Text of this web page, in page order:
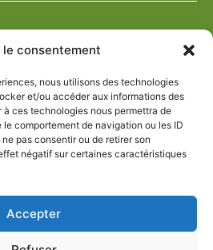
le consentement
nous utilisons des technologies
et/ou accéder aux informations des
ces technologies nous permettra de
comportement de navigation ou les ID
pas consentir ou de retirer son
négatif sur certaines caractéristiques
AccepterSUIVANT LE POINT DE
DISTRIBUTION